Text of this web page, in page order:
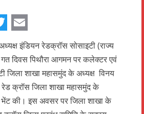
Email
इंडियन रेडक्रॉस सोसाइटी (राज्य
दिवस पिथौरा आगमन पर कलेक्टर एवं
जिला शाखा महासमुंद के अध्यक्ष विनय
रेड क्रॉस जिला शाखा महासमुंद के
भेंट की। इस अवसर पर जिला शाखा के